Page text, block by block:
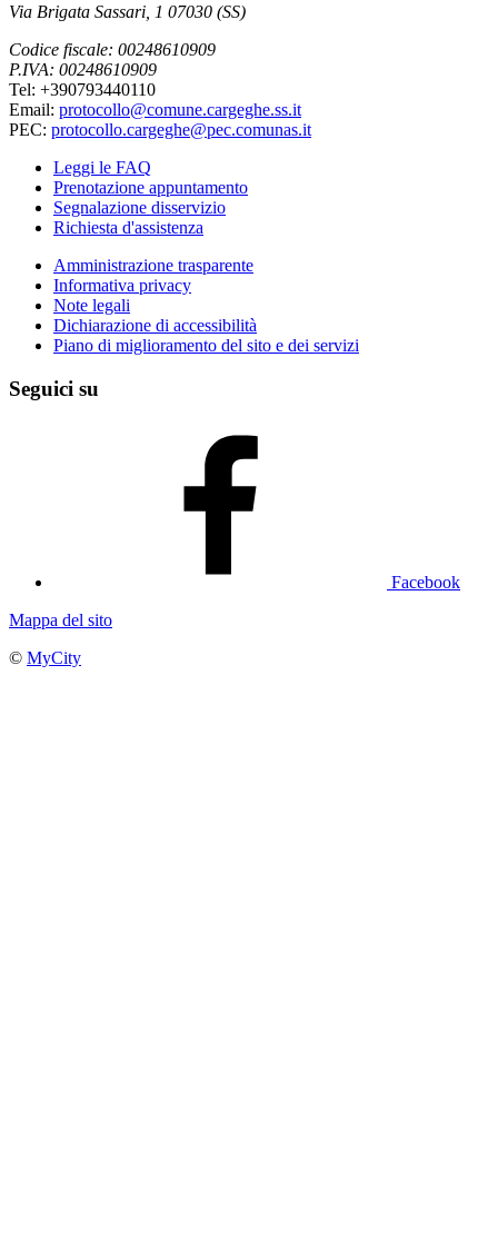
Via Brigata Sassari, 1 07030 (SS)
Codice fiscale: 00248610909
P.IVA: 00248610909
Tel: +390793440110
Email: protocollo@comune.cargeghe.ss.it
PEC: protocollo.cargeghe@pec.comunas.it
Leggi le FAQ
Prenotazione appuntamento
Segnalazione disservizio
Richiesta d'assistenza
Amministrazione trasparente
Informativa privacy
Note legali
Dichiarazione di accessibilità
Piano di miglioramento del sito e dei servizi
Seguici su
Facebook
Mappa del sito
© MyCity